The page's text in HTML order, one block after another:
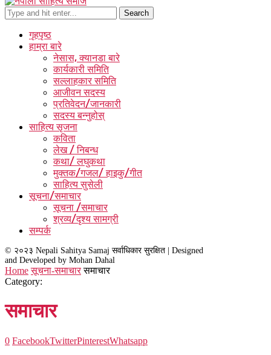
Search
गृहपृष्ठ
हाम्रा बारे
नेसास, क्यानडा बारे
कार्यकारी समिति
सल्लाहकार समिति
आजीवन सदस्य
प्रतिवेदन/जानकारी
सदस्य बन्नुहोस्
साहित्य सृजना
कविता
लेख / निबन्ध
कथा/ लघुकथा
मुक्तक/गजल/ हाइकु/गीत
साहित्य सुसेली
सूचना/समाचार
सूचना /समाचार
श्रव्य/दृश्य सामग्री
सम्पर्क
© २०२३ Nepali Sahitya Samaj सर्वाधिकार सुरक्षित | Designed
and Developed by Mohan Dahal
Home सूचना-समाचार समाचार
Category:
समाचार
0 FacebookTwitterPinterestWhatsapp